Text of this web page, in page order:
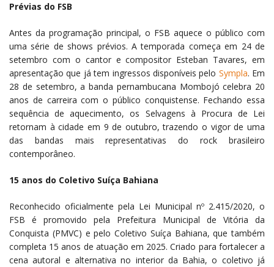
Prévias do FSB
Antes da programação principal, o FSB aquece o público com
uma série de shows prévios. A temporada começa em 24 de
setembro com o cantor e compositor Esteban Tavares, em
apresentação que já tem ingressos disponíveis pelo Sympla. Em
28 de setembro, a banda pernambucana Mombojó celebra 20
anos de carreira com o público conquistense. Fechando essa
sequência de aquecimento, os Selvagens à Procura de Lei
retornam à cidade em 9 de outubro, trazendo o vigor de uma
das bandas mais representativas do rock brasileiro
contemporâneo.
15 anos do Coletivo Suíça Bahiana
Reconhecido oficialmente pela Lei Municipal nº 2.415/2020, o
FSB é promovido pela Prefeitura Municipal de Vitória da
Conquista (PMVC) e pelo Coletivo Suíça Bahiana, que também
completa 15 anos de atuação em 2025. Criado para fortalecer a
cena autoral e alternativa no interior da Bahia, o coletivo já